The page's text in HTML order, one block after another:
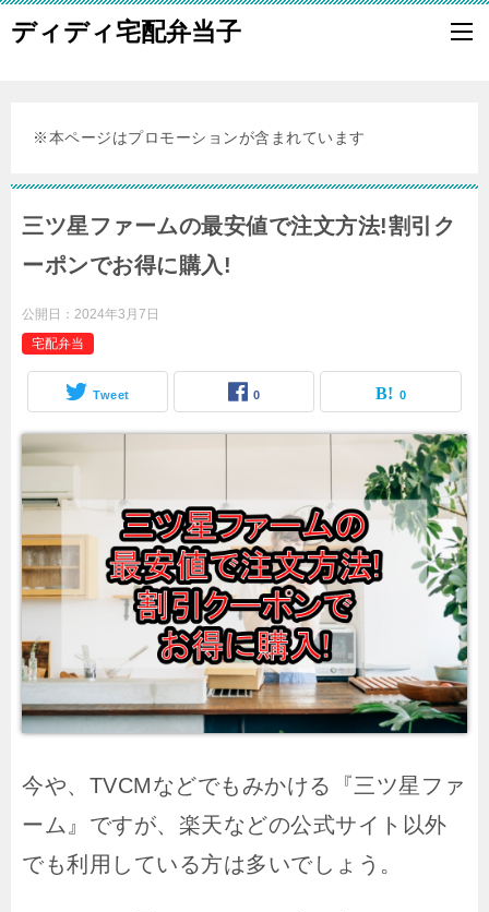
ディディ宅配弁当子
※本ページはプロモーションが含まれています
三ツ星ファームの最安値で注文方法!割引ク
ーポンでお得に購入!
公開日： 2024年3月7日
宅配弁当
Tweet 0 0
今や、TVCMなどでもみかける『三ツ星ファ
ーム』ですが、楽天などの公式サイト以外
でも利用している方は多いでしょう。